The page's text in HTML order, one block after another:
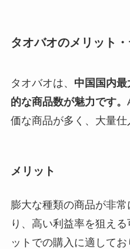
タオバオのメリット
タオバオは、 中国国内最
的な商品数が魅力です。
価な商品が多く、大量仕
メリット
膨大な種類の商品が非
り、高い利益率を狙え
ットでの購入に適して